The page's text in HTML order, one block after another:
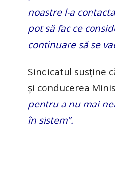
noastre l-a
pot să fac ce
continuare să se
Sindicatul susține
și conducerea
pentru a nu mai
în sistem”.